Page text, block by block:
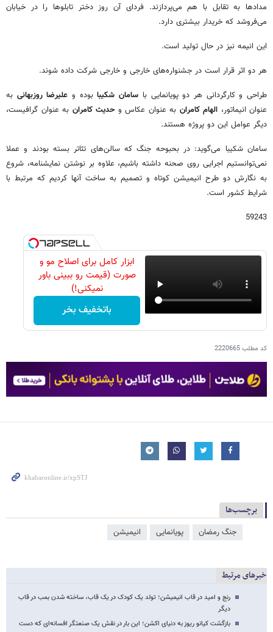
مدادها به تقابل با هم می‌پردازند. فردای آن روز دختر تابلوها را در خیابان
می‌فروشد که خریدار بیشتری دارد.
این انیمه نیز در حال تولید است.
هر دو اثر قرار است در جشنواره‌های خارجی و خارجی شرکت داده شوند.
طراحی و کارگردانی هر دو پویانمایی با سامان شکیبابوده و علیرضا روزبهانی به
عنوان انیماتور، الهام کامران به عنوان عکاس وحدیث کامران به عنوان گرافیست،
دیگر عوامل این دو پروژه هستند.
سامان شکیبا می‌گوید: در بحبوحه جنگ که سالن‌های تئاتر بسته بودند و عملا
نمی‌توانستیم اجرایی روی صحنه داشته باشیم، علاوه بر نوشتن نمایشنامه، شروع
به نگارش دو طرح انیمیشن کوتاه و تصمیم به ساخت آنها کردیم که مرتبط با
شرایط کشور است.
59243
ابزار کامل برای اصلاح مو و
صورت (قیمت رو ببینی باور
نمیکنی!)
باتخفیف بخر
کد مطلب2220665
برچسب‌ها
جنگ رمضان پویانمایی انیمیشن
خبرهای مرتبط
رنج و امید در قاب انیمیشن؛ تولد یک کودک در یک قاب، ساخته شدن بمب در قاب
دیگر
بازگشت کیانو ریوز به دنیای اکشن؛ این بار در نقش یک صنعتگر افسانه‌ای که دست